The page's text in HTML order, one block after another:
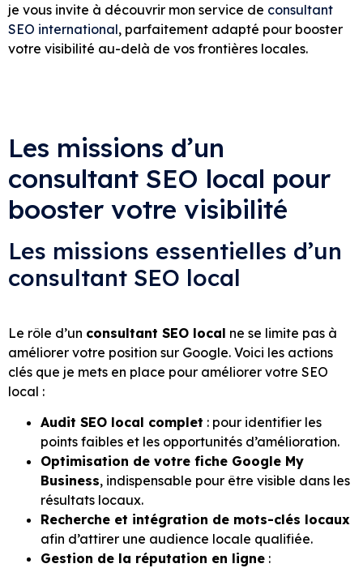
je vous invite à découvrir mon service de consultant
SEO international, parfaitement adapté pour booster
votre visibilité au-delà de vos frontières locales.
Les missions d’un
consultant SEO local pour
booster votre visibilité
Les missions essentielles d’un
consultant SEO local
Le rôle d’un consultant SEO local ne se limite pas à
améliorer votre position sur Google. Voici les actions
clés que je mets en place pour améliorer votre SEO
local :
Audit SEO local complet : pour identifier les
points faibles et les opportunités d’amélioration.
Optimisation de votre fiche Google My
Business, indispensable pour être visible dans les
résultats locaux.
Recherche et intégration de mots-clés locaux
afin d’attirer une audience locale qualifiée.
Gestion de la réputation en ligne :